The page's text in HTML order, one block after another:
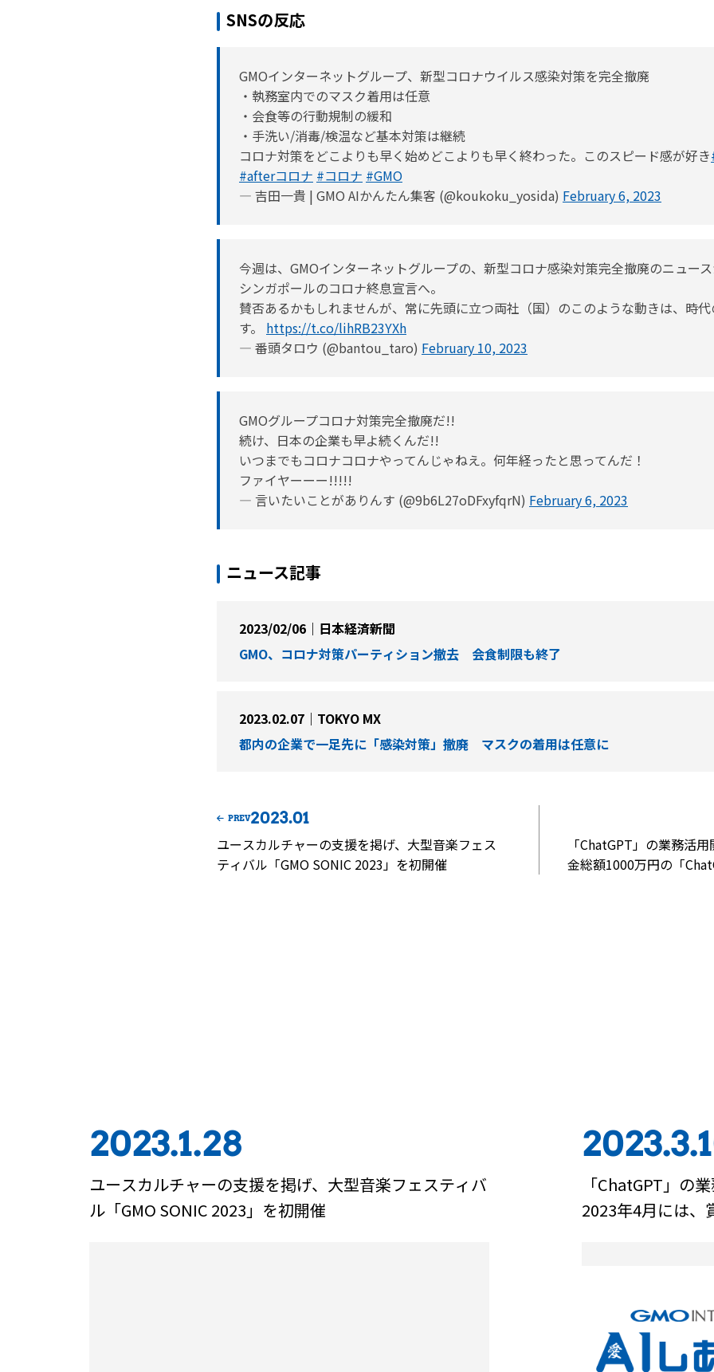
SNSの反応
GMOインターネットグループ、新型コロナウイルス感染対策を完全撤廃
・執務室内でのマスク着用は任意
・会食等の行動規制の緩和
・手洗い/消毒/検温など基本対策は継続
コロナ対策をどこよりも早く始めどこよりも早く終わった。このスピード感が好き
#afterコロナ #コロナ #GMO
— 吉田一貴 | GMO AIかんたん集客 (@koukoku_yosida) February 6, 2023
今週は、GMOインターネットグループの、新型コロナ感染対策完全撤廃のニュース
シンガポールのコロナ終息宣言へ。
賛否あるかもしれませんが、常に先頭に立つ両社（国）のこのような動きは、時
す。 https://t.co/lihRB23YXh
— 番頭タロウ (@bantou_taro) February 10, 2023
GMOグループコロナ対策完全撤廃だ!!
続け、日本の企業も早よ続くんだ!!
いつまでもコロナコロナやってんじゃねえ。何年経ったと思ってんだ！
ファイヤーーー!!!!!
— 言いたいことがありんす (@9b6L27oDFxyfqrN) February 6, 2023
ニュース記事
2023/02/06｜日本経済新聞
GMO、コロナ対策パーティション撤去 会食制限も終了
2023.02.07｜TOKYO MX
都内の企業で一足先に「感染対策」撤廃 マスクの着用は任意に
PREV2023.01
ユースカルチャーの支援を掲げ、大型音楽フェス
ティバル「GMO SONIC 2023」を初開催
「ChatGPT」の業務活
金総額1000万円の「
2023.1.28
ユースカルチャーの支援を掲げ、大型音楽フェスティバ
ル「GMO SONIC 2023」を初開催
「ChatGPT」の
2023年4月には、